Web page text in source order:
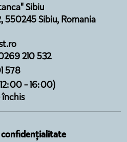
Sibiu
550245 Sibiu, Romania
210 532
578
- 16:00)
închis
confidențialitate